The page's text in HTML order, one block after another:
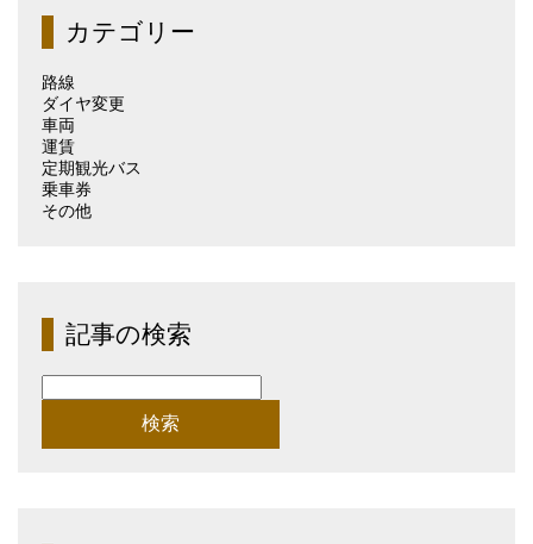
（月
別）カテゴリー
路線
ダイヤ変更
車両
運賃
定期観光バス
乗車券
その他
記事の検索
検
索: